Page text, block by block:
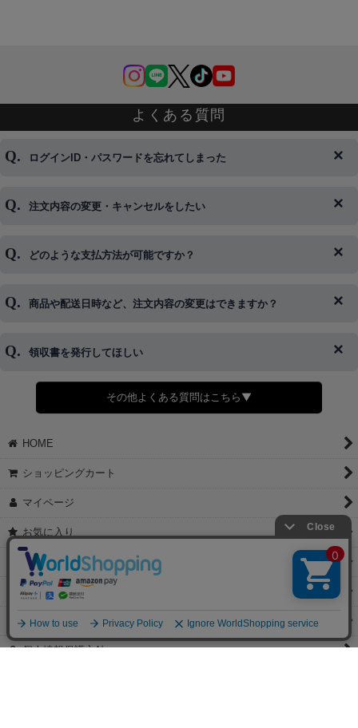
よくある質問
ログインID・パスワードを忘れてしまった
◆下記ページより、ログインIDの変更が可能です。
注文内容の変更・キャンセルをしたい
◆即日発送を行なっている関係上、午後以降のご連絡やキャンセル
※発送後、発送準備が完了しお手続きが間に合わない場合は変更、
どのような支払方法が可能ですか？
◆代金引換・クレジットカード・携帯キャリア決済・おねだり決
商品や配送日時など、注文内容の変更はできますか？
◆商品発送前の変更は承っております。
さい。
領収書を発行してほしい
◆領収書はご希望頂いた場合のみ発行しております。
【これからご注文する場合】
願いします。
②宛名（空欄は上様は不可）
【すでにご注文が完了している場合】
①お電話・メール・LINEにて領収書希望の連絡をお願い致します
②後日、郵送にて領収書を送らせて頂きます。
①マイページから購入履歴→購入内容→領収書発行を選択。
②後日、郵送にて領収書を送らせて頂きます。
その他よくある質問はこちら▼
HOME
ショッピングカート
マイページ
お気に入り
特定商取引法表示
ご利用案内
お問い合せ
個人情報保護方針